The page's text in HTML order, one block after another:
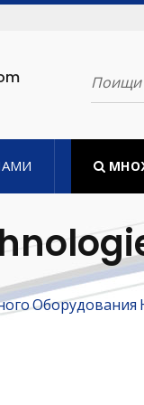
Для
Оборудования